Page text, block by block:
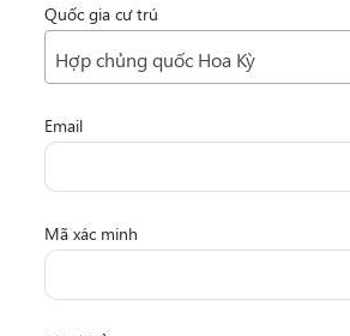
Quốc gia cư trú
Hợp chủng quốc Hoa Kỳ
Email
Mã xác minh